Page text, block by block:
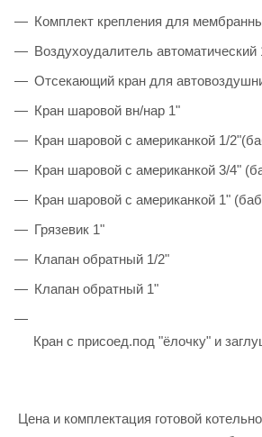
Комплект крепления для
Воздухоудалитель автоматический
Отсекающий кран для
Кран шаровой вн/нар 1"
Кран шаровой с американкой 1/
Кран шаровой с американкой 3/4"
Кран шаровой с американкой 1"
Грязевик 1"
Клапан обратный 1/2"
Клапан обратный 1"
Кран с присоед.под "ёлочку" и
Цена и комплектация готовой